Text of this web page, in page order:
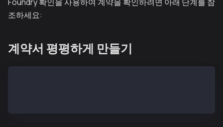
조하세요:
계약서 평평하게 만들기